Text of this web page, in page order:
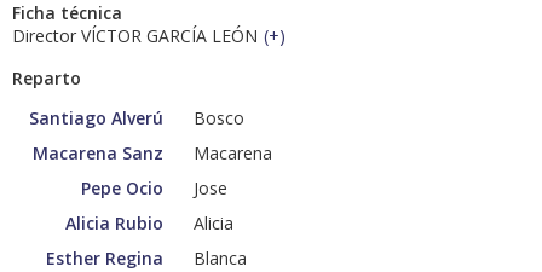
Ficha técnica
Director VÍCTOR GARCÍA LEÓN (+)
Reparto
Santiago Alverú
Bosco
Macarena Sanz
Macarena
Pepe Ocio
Jose
Alicia Rubio
Alicia
Esther Regina
Blanca